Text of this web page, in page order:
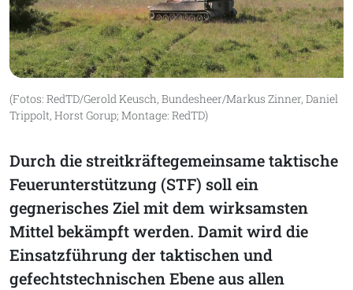
(Fotos: RedTD/Gerold Keusch, Bundesheer/Markus Zinner, Daniel
Trippolt, Horst Gorup; Montage: RedTD)
Durch die streitkräftegemeinsame taktische
Feuerunterstützung (STF) soll ein
gegnerisches Ziel mit dem wirksamsten
Mittel bekämpft werden. Damit wird die
Einsatzführung der taktischen und
gefechtstechnischen Ebene aus allen